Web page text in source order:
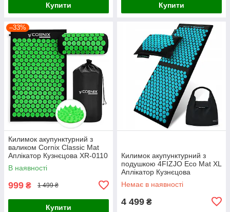
Купити Купити
–33%
Килимок акупунктурний з
валиком Cornix Classic Mat
Аплікатор Кузнєцова XR-0110
Black/Green
В наявності
999 ₴ 1 499 ₴
Купити
Килимок акупунктурний з
подушкою 4FIZJO Eco Mat XL
Аплікатор Кузнєцова
Black/Blue (P-
5907739317452)
Немає в наявності
4 499 ₴